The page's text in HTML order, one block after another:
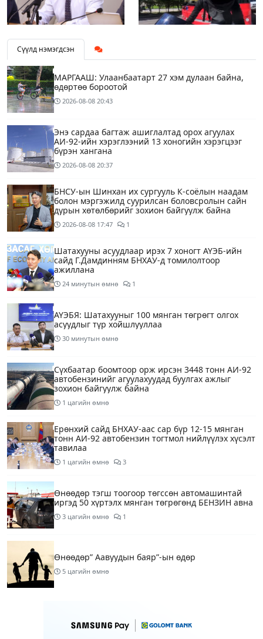
Сүүлд нэмэгдсэн
МАРГААШ: Улаанбаатарт 27 хэм дулаан байна,
өдөртөө бороотой
2026-08-08 20:43
Энэ сардаа багтаж ашиглалтад орох агуулах
АИ-92-ийн хэрэглээний 13 хоногийн хэрэгцээг
бүрэн хангана
2026-08-08 20:37
БНСУ-ын Шинхан их сургууль К-соёлын наадам
болон мэргэжилд суурилсан боловсролын сайн
дурын хөтөлбөрийг зохион байгуулж байна
2026-08-08 17:47 1
Шатахууны асуудлаар ирэх 7 хоногт АҮЭБ-ийн
сайд Г.Дамдинням БНХАУ-д томилолтоор
ажиллана
24 минутын өмнө 1
АҮЭБЯ: Шатахууныг 100 мянган төгрөгт олгох
асуудлыг түр хойшлууллаа
30 минутын өмнө
Сүхбаатар боомтоор орж ирсэн 3448 тонн АИ-92
автобензинийг агуулахуудад буулгах ажлыг
зохион байгуулж байна
1 цагийн өмнө
Ерөнхий сайд БНХАУ-аас сар бүр 12-15 мянган
тонн АИ-92 автобензин тогтмол нийлүүлэх хүсэлт
тавилаа
1 цагийн өмнө 3
Өнөөдөр тэгш тоогоор төгссөн автомашинтай
иргэд 50 хүртэлх мянган төгрөгөнд БЕНЗИН авна
3 цагийн өмнө 1
Өнөөдөр” Аавуудын баяр”-ын өдөр
5 цагийн өмнө
Улаанбаатарт 31 хэм дулаан байна
7 цагийн өмнө